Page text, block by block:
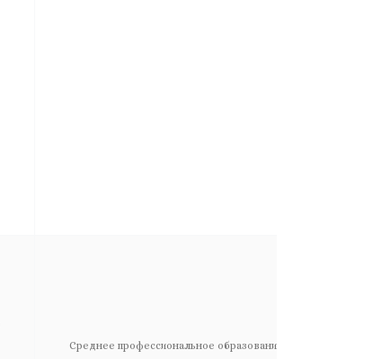
Среднее профессиональное образование, Клубный